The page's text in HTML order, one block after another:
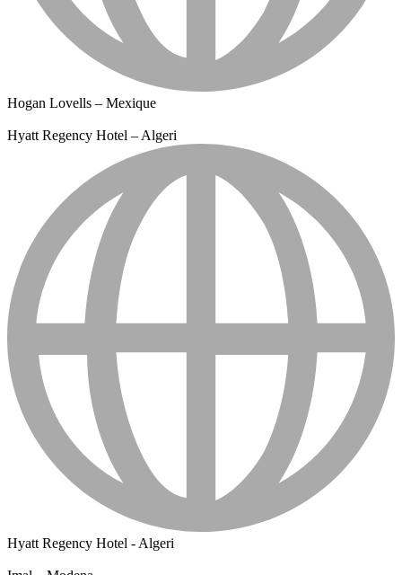
Hogan Lovells – Mexique
Hyatt Regency Hotel – Algeri
Hyatt Regency Hotel - Algeri